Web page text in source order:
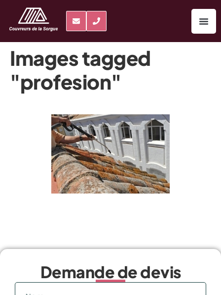
Images tagged
"profesion"
Demande de devis